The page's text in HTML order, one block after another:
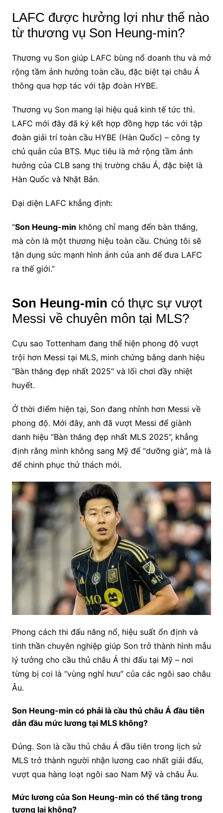
LAFC được hưởng lợi như thế nào
từ thương vụ Son Heung-min?
Thương vụ Son giúp LAFC bùng nổ doanh thu và mở
rộng tầm ảnh hưởng toàn cầu, đặc biệt tại châu Á
thông qua hợp tác với tập đoàn HYBE.
Thương vụ Son mang lại hiệu quả kinh tế tức thì.
LAFC mới đây đã ký kết hợp đồng hợp tác với tập
đoàn giải trí toàn cầu HYBE (Hàn Quốc) – công ty
chủ quản của BTS. Mục tiêu là mở rộng tầm ảnh
hưởng của CLB sang thị trường châu Á, đặc biệt là
Hàn Quốc và Nhật Bản.
Đại diện LAFC khẳng định:
“Son Heung-min không chỉ mang đến bàn thắng,
mà còn là một thương hiệu toàn cầu. Chúng tôi sẽ
tận dụng sức mạnh hình ảnh của anh để đưa LAFC
ra thế giới.”
Son Heung-min có thực sự vượt
Messi về chuyên môn tại MLS?
Cựu sao Tottenham đang thể hiện phong độ vượt
trội hơn Messi tại MLS, minh chứng bằng danh hiệu
“Bàn thắng đẹp nhất 2025” và lối chơi đầy nhiệt
huyết.
Ở thời điểm hiện tại, Son đang nhỉnh hơn Messi về
phong độ. Mới đây, anh đã vượt Messi để giành
danh hiệu “Bàn thắng đẹp nhất MLS 2025”, khẳng
định rằng mình không sang Mỹ để “dưỡng già”, mà là
để chinh phục thử thách mới.
Phong cách thi đấu năng nổ, hiệu suất ổn định và
tinh thần chuyên nghiệp giúp Son trở thành hình mẫu
lý tưởng cho cầu thủ châu Á thi đấu tại Mỹ – nơi
từng bị coi là “vùng nghỉ hưu” của các ngôi sao châu
Âu.
Son Heung-min có phải là cầu thủ châu Á đầu tiên
dẫn đầu mức lương tại MLS không?
Đúng. Son là cầu thủ châu Á đầu tiên trong lịch sử
MLS trở thành người nhận lương cao nhất giải đấu,
vượt qua hàng loạt ngôi sao Nam Mỹ và châu Âu.
Mức lương của Son Heung-min có thể tăng trong
tương lai không?